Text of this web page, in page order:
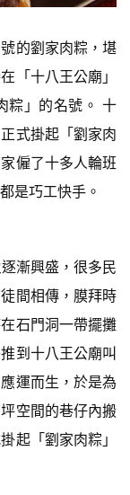
的劉家肉粽，堪
「十八王公廟」
粽」的名號。 十
式掛起「劉家肉
僱了十多人輪班
是巧工快手。
漸興盛，很多民
間相傳，膜拜時
石門洞一帶擺攤
到十八王公廟叫
運而生，於是為
空間的巷仔內搬
起「劉家肉粽」